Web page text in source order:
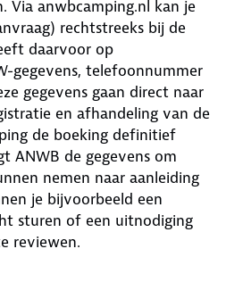
Via anwbcamping.nl kan je
rechtstreeks bij de
daarvoor op
gegevens, telefoonnummer
gegevens gaan direct naar
en afhandeling van de
de boeking definitief
ANWB de gegevens om
nemen naar aanleiding
je bijvoorbeeld een
sturen of een uitnodiging
reviewen.